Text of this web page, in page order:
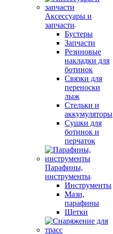
Аксессуары и
запчасти
Бустеры
Запчасти
Резиновые
накладки для
ботинок
Связки для
переноски
лыж
Стельки и
аккумуляторы
Сушки для
ботинок и
перчаток
Парафины,
инструменты
Инструменты
Мази,
парафины
Щетки